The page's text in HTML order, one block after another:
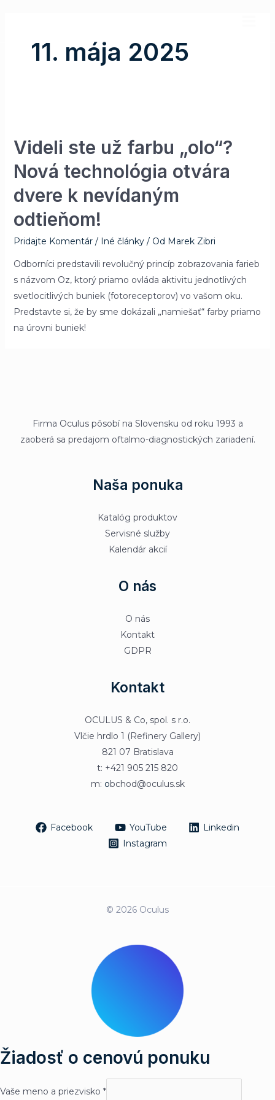
11. mája 2025
Videli ste už farbu „olo“?
Nová technológia otvára
dvere k nevídaným
odtieňom!
Pridajte Komentár / Iné články/ Od Marek Zibri
Odborníci predstavili revolučný princíp zobrazovania farieb
s názvom Oz, ktorý priamo ovláda aktivitu jednotlivých
svetlocitlivých buniek (fotoreceptorov) vo vašom oku.
Predstavte si, že by sme dokázali „namiešať“ farby priamo
na úrovni buniek!
Firma Oculus pôsobí na Slovensku od roku 1993 a
zaoberá sa predajom oftalmo-diagnostických zariadení.
Naša ponuka
Katalóg produktov
Servisné služby
Kalendár akcií
O nás
O nás
Kontakt
GDPR
Kontakt
OCULUS & Co, spol. s r.o.
Vlčie hrdlo 1 (Refinery Gallery)
821 07 Bratislava
t: +421 905 215 820
m: obchod@oculus.sk
Facebook YouTube
Linkedin
Instagram
© 2026 Oculus
Žiadosť o cenovú ponuku
Vaše meno a priezvisko *